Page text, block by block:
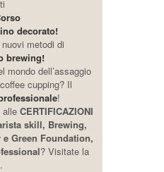
decorato!
metodi di
brewing!
mondo dell’assaggio
cupping? Il
!
alle CERTIFICAZIONI
skill, Brewing,
Green Foundation,
? Visitate la
.